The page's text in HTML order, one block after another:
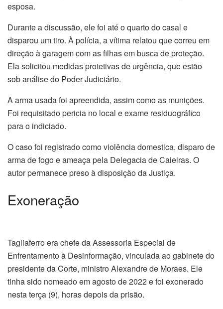
esposa.
Durante a discussão, ele foi até o quarto do casal e
disparou um tiro. À polícia, a vítima relatou que correu em
direção à garagem com as filhas em busca de proteção.
Ela solicitou medidas protetivas de urgência, que estão
sob análise do Poder Judiciário.
A arma usada foi apreendida, assim como as munições.
Foi requisitado pericia no local e exame residuográfico
para o indiciado.
O caso foi registrado como violência domestica, disparo de
arma de fogo e ameaça pela Delegacia de Caieiras. O
autor permanece preso à disposição da Justiça.
Exoneração
Tagliaferro era chefe da Assessoria Especial de
Enfrentamento à Desinformação, vinculada ao gabinete do
presidente da Corte, ministro Alexandre de Moraes. Ele
tinha sido nomeado em agosto de 2022 e foi exonerado
nesta terça (9), horas depois da prisão.